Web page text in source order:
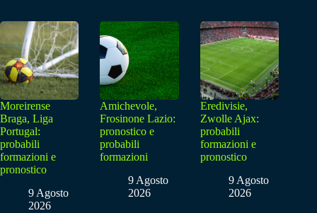
Moreirense
Braga, Liga
Portugal:
probabili
formazioni e
pronostico
9 Agosto
2026
Amichevole,
Frosinone Lazio:
pronostico e
probabili
formazioni
9 Agosto
2026
Eredivisie,
Zwolle Ajax:
probabili
formazioni e
pronostico
9 Agosto
2026